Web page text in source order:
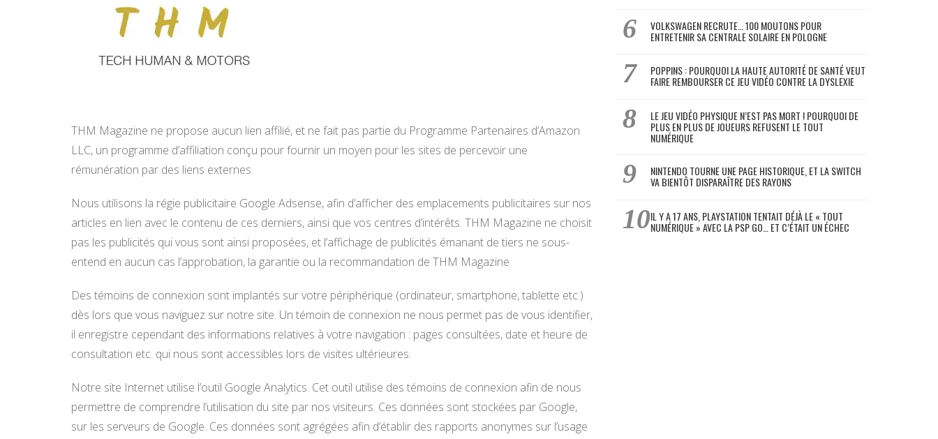
THM Magazine ne propose aucun lien affilié, et ne fait pas partie du Programme Partenaires d’Amazon
LLC, un programme d’affiliation conçu pour fournir un moyen pour les sites de percevoir une
rémunération par des liens externes.
Nous utilisons la régie publicitaire Google Adsense, afin d’afficher des emplacements publicitaires sur nos
articles en lien avec le contenu de ces derniers, ainsi que vos centres d’intérêts. THM Magazine ne choisit
pas les publicités qui vous sont ainsi proposées, et l’affichage de publicités émanant de tiers ne sous-
entend en aucun cas l’approbation, la garantie ou la recommandation de THM Magazine.
Des témoins de connexion sont implantés sur votre périphérique (ordinateur, smartphone, tablette etc.)
dès lors que vous naviguez sur notre site. Un témoin de connexion ne nous permet pas de vous identifier,
il enregistre cependant des informations relatives à votre navigation : pages consultées, date et heure de
consultation etc. qui nous sont accessibles lors de visites ultérieures.
Notre site Internet utilise l’outil Google Analytics. Cet outil utilise des témoins de connexion afin de nous
permettre de comprendre l’utilisation du site par nos visiteurs. Ces données sont stockées par Google,
sur les serveurs de Google. Ces données sont agrégées afin d’établir des rapports anonymes sur l’usage
VOLKSWAGEN RECRUTE… 100 MOUTONS POUR
ENTRETENIR SA CENTRALE SOLAIRE EN POLOGNE
POPPINS : POURQUOI LA HAUTE AUTORITÉ DE SANTÉ VEUT
FAIRE REMBOURSER CE JEU VIDÉO CONTRE LA DYSLEXIE
LE JEU VIDÉO PHYSIQUE N’EST PAS MORT ! POURQUOI DE
PLUS EN PLUS DE JOUEURS REFUSENT LE TOUT
NUMÉRIQUE
NINTENDO TOURNE UNE PAGE HISTORIQUE, ET LA SWITCH
VA BIENTÔT DISPARAÎTRE DES RAYONS
IL Y A 17 ANS, PLAYSTATION TENTAIT DÉJÀ LE « TOUT
NUMÉRIQUE » AVEC LA PSP GO… ET C’ÉTAIT UN ÉCHEC